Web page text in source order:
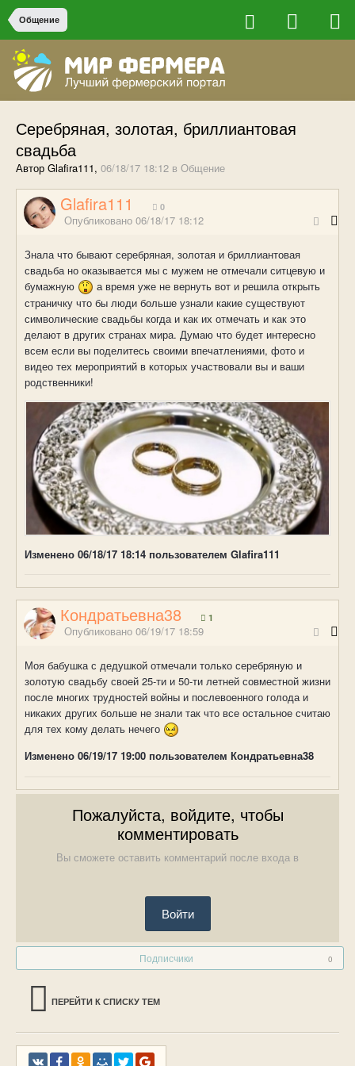
Общение
Серебряная, золотая, бриллиантовая
свадьба
Автор Glafira111, 06/18/17 18:12 в Общение
Glafira111 0
Опубликовано 06/18/17 18:12
Знала что бывают серебряная, золотая и бриллиантовая
свадьба но оказывается мы с мужем не отмечали ситцевую и
бумажную
а время уже не вернуть вот и решила открыть
страничку что бы люди больше узнали какие существуют
символические свадьбы когда и как их отмечать и как это
делают в других странах мира. Думаю что будет интересно
всем если вы поделитесь своими впечатлениями, фото и
видео тех мероприятий в которых участвовали вы и ваши
родственники!
Изменено 06/18/17 18:14 пользователем Glafira111
Кондратьевна38 1
Опубликовано 06/19/17 18:59
Моя бабушка с дедушкой отмечали только серебряную и
золотую свадьбу своей 25-ти и 50-ти летней совместной жизни
после многих трудностей войны и послевоенного голода и
никаких других больше не знали так что все остальное считаю
для тех кому делать нечего
Изменено 06/19/17 19:00 пользователем Кондратьевна38
Пожалуйста, войдите, чтобы
комментировать
Вы сможете оставить комментарий после входа в
Войти
Подписчики 0
ПЕРЕЙТИ К СПИСКУ ТЕМ